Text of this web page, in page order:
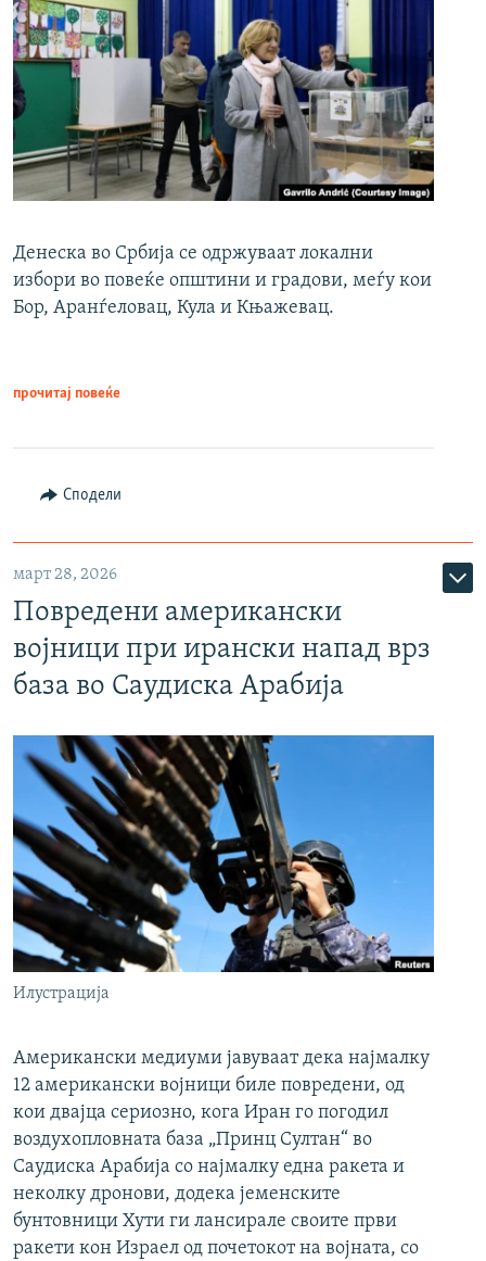
Денеска во Србија се одржуваат локални
избори во повеќе општини и градови, меѓу кои
Бор, Аранѓеловац, Кула и Књажевац.
прочитај повеќе
Сподели
март 28, 2026
Повредени американски
војници при ирански напад врз
база во Саудиска Арабија
Илустрација
Американски медиуми јавуваат дека најмалку
12 американски војници биле повредени, од
кои двајца сериозно, кога Иран го погодил
воздухопловната база „Принц Султан“ во
Саудиска Арабија со најмалку една ракета и
неколку дронови, додека јеменските
бунтовници Хути ги лансирале своите први
ракети кон Израел од почетокот на војната, со